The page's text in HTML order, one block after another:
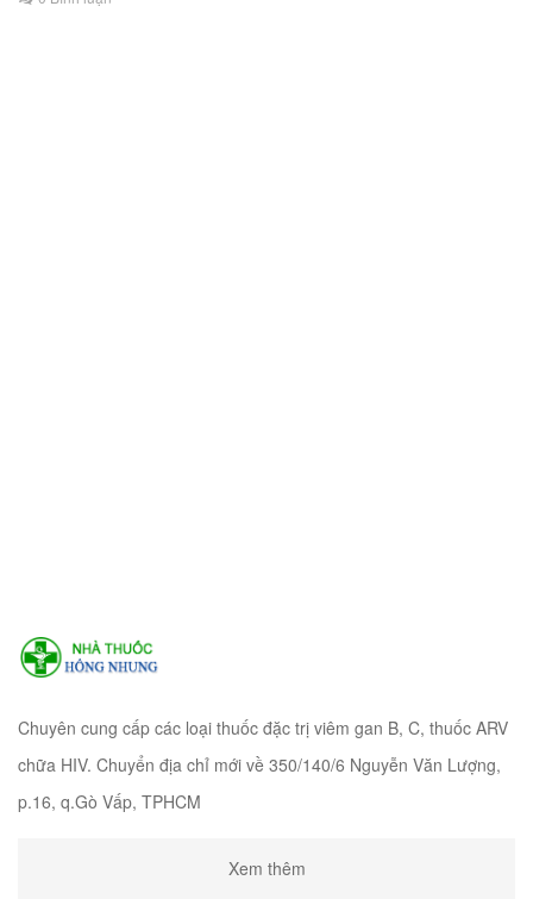
Chuyên cung cấp các loại thuốc đặc trị viêm gan B, C, thuốc ARV
chữa HIV. Chuyển địa chỉ mới về 350/140/6 Nguyễn Văn Lượng,
p.16, q.Gò Vấp, TPHCM
Xem thêm